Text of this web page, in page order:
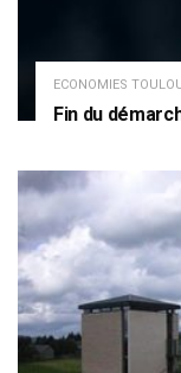
ECONOMIES
Fin du